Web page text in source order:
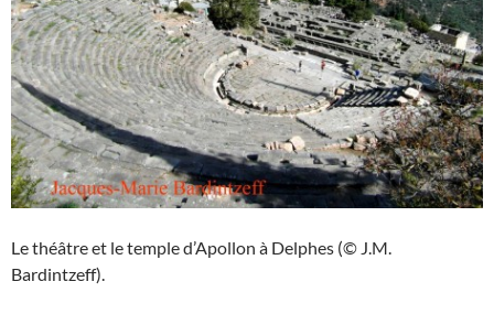
Le théâtre et le temple d’Apollon à Delphes (© J.M.
Bardintzeff).